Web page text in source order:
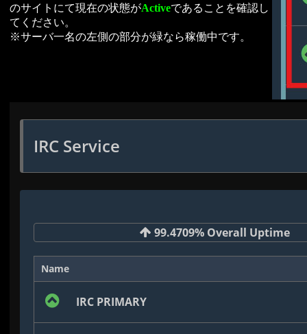
のサイトにて現在の状態がActiveであることを確認し
てください。
※サーバ一名の左側の部分が緑なら稼働中です。